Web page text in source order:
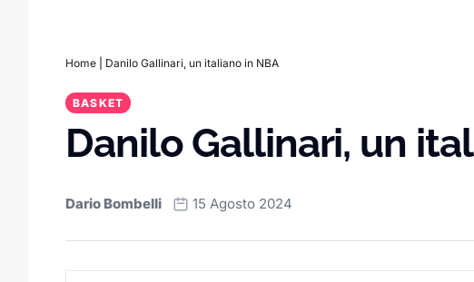
Home Danilo Gallinari, un italiano in NBA
BASKET
Danilo Gallinari, un
Dario Bombelli 15 Agosto 2024